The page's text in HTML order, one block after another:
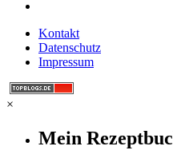
Kontakt
Datenschutz
Impressum
×
Mein